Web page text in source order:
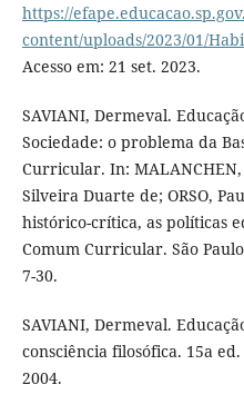
https://
content/uploads/2023/01/
Acesso em: 21 set. 2023.
SAVIANI, Dermeval.
Sociedade: o problema da
Curricular. In: MALANCHEN,
Silveira Duarte de; ORSO,
histórico-crítica, as políticas
Comum Curricular. São
7-30.
SAVIANI, Dermeval.
consciência filosófica. 15a
2004.